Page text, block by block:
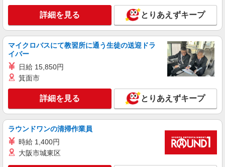
詳細を見る とりあえずキープ
マイクロバスにて教習所に通う生徒の送迎ドラ
イバー
日給 15,850円
箕面市
詳細を見る とりあえずキープ
ラウンドワンの清掃作業員
時給 1,400円
大阪市城東区